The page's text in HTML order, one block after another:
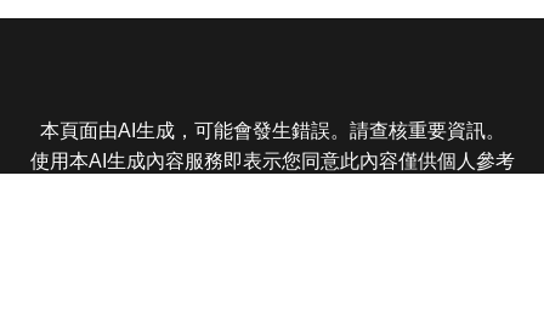
本頁面由AI生成，可能會發生錯誤。請查核重要資訊。
使用本AI生成內容服務即表示您同意此內容僅供個人參考